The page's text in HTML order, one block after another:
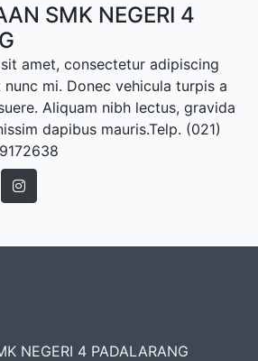
SMK NEGERI 4
amet, consectetur adipiscing
mi. Donec vehicula turpis a
Aliquam nibh lectus, gravida
dapibus mauris.Telp. (021)
NEGERI 4 PADALARANG